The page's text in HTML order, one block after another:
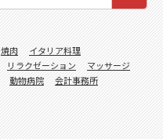
焼肉
イタリア料理
リラクゼーション
マッサージ
動物病院
会計事務所